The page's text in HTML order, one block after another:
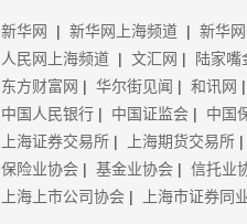
新华网 | 新华网上海频道 | 新华
人民网上海频道 | 文汇网 | 陆家嘴
东方财富网 | 华尔街见闻 | 和讯网 |
中国人民银行 | 中国证监会 | 中国
上海证券交易所 | 上海期货交易所 |
保险业协会 | 基金业协会 | 信托业
上海上市公司协会 | 上海市证券同